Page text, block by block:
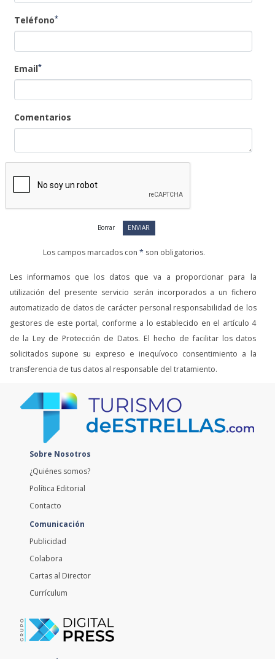
Teléfono*
Email*
Comentarios
Los campos marcados con * son obligatorios.
Les informamos que los datos que va a proporcionar para la
utilización del presente servicio serán incorporados a un fichero
automatizado de datos de carácter personal responsabilidad de los
gestores de este portal, conforme a lo establecido en el artículo 4
de la Ley de Protección de Datos. El hecho de facilitar los datos
solicitados supone su expreso e inequívoco consentimiento a la
transferencia de tus datos al responsable del tratamiento.
Sobre Nosotros
¿Quiénes somos?
Política Editorial
Contacto
Comunicación
Publicidad
Colabora
Cartas al Director
Currículum